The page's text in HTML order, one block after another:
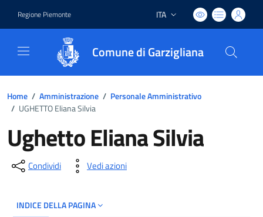
Regione Piemonte Lingua attiva:
ITA
Comune di Garzigliana
Home / Amministrazione / Personale Amministrativo
/ UGHETTO Eliana Silvia
Ughetto Eliana Silvia
Condividi Vedi azioni
INDICE DELLA PAGINA